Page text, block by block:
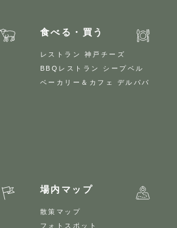
食べる・買う
レストラン 神戸チーズ
BBQレストラン シープベル
ベーカリー＆カフェ デルパパ
場内マップ
散策マップ
フォトスポット